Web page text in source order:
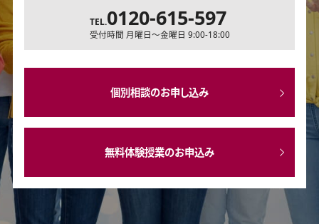
TEL.0120-615-597
受付時間 月曜日～金曜日 9:00-18:00
個別相談のお申し込み
無料体験授業のお申込み